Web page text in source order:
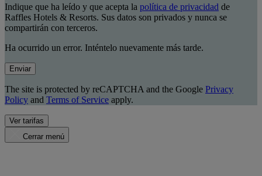
Indique que ha leído y que acepta la política de privacidad de
Raffles Hotels & Resorts. Sus datos son privados y nunca se
compartirán con terceros.
Ha ocurrido un error. Inténtelo nuevamente más tarde.
Enviar
The site is protected by reCAPTCHA and the Google Privacy
Policy and Terms of Service apply.
Ver tarifas
Cerrar menú